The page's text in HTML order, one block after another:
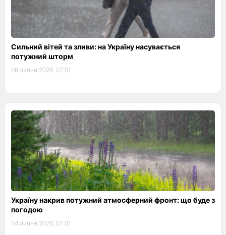
Сильний вітей та зливи: на Україну насувається
потужний шторм
08 липня 2026, 07:01
Україну накрив потужний атмосферний фронт: що буде з
погодою
04 липня 2026, 07:01